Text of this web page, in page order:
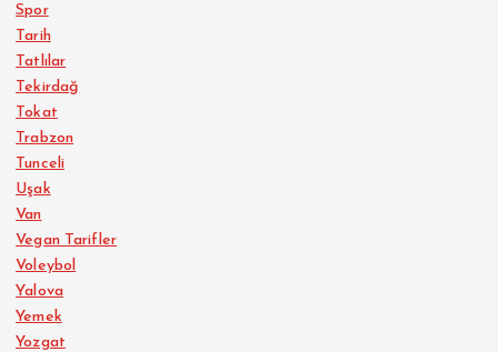
Spor
Tarih
Tatlılar
Tekirdağ
Tokat
Trabzon
Tunceli
Uşak
Van
Vegan Tarifler
Voleybol
Yalova
Yemek
Yozgat